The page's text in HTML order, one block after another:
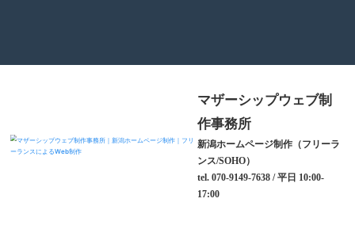
マザーシップウェブ制
作事務所
新潟ホームページ制作（フリーラ
ンス/SOHO）
tel. 070-9149-7638 / 平日 10:00-
17:00